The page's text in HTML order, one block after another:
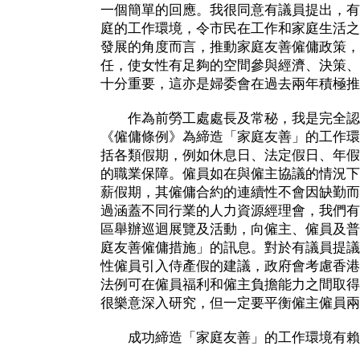
一個簡單的回應。我很同意有議員提出，
庭的工作環境，令市民在工作和家庭生活
發展的角度而言，推動家庭友善僱傭政策
任，使女性有足夠的空間參與經濟、決策
十分重要，這亦是婦委會在過去兩年積極
作為前勞工處處長及常秘，我是完全認
《僱傭條例》為締造「家庭友善」的工作
括各類假期，例如休息日、法定假日、年
的職業保障。僱員如在與僱主協議的情況
薪假期，其僱傭合約的連續性不會因缺勤
過涵蓋不同行業的人力資源經理會，我們
區舉辦巡迴展覽及活動，向僱主、僱員及
庭友善僱傭措施」的訊息。對於有議員提
性僱員引入侍產假的建議，政府會考慮香
法例可在僱員福利和僱主負擔能力之間取
很樂意深入研究，但一定要平衡僱主僱員
成功締造「家庭友善」的工作環境有賴